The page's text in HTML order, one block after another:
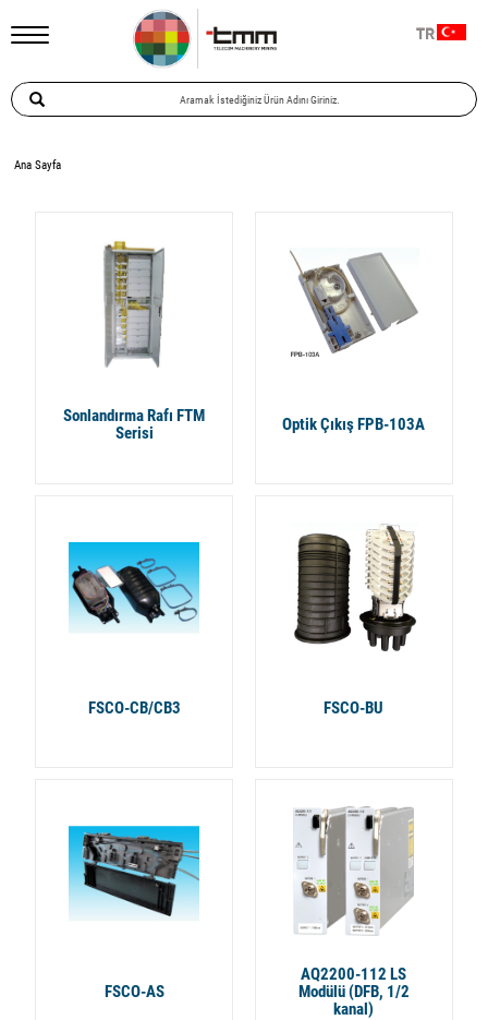
TR
Ana Sayfa
Sonlandırma Rafı FTM
Serisi
Optik Çıkış FPB-103A
FSCO-CB/CB3 FSCO-BU
FSCO-AS
AQ2200-112 LS
Modülü (DFB, 1/2
kanal)